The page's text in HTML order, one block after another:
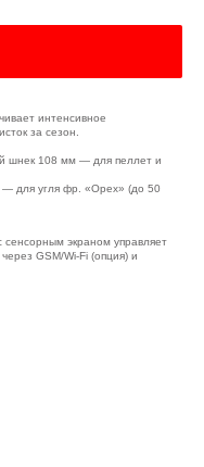
интенсивное
за сезон.
шнек 108 мм — для пеллет и
для угля фр. «Орех» (до 50
экраном управляет
GSM/Wi-Fi (опция) и